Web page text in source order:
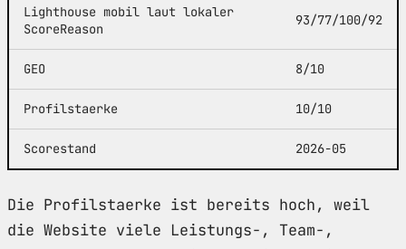
Lighthouse mobil laut lokaler
ScoreReason
93/77/100/92
GEO 8/10
Profilstaerke 10/10
Scorestand 2026-05
Die Profilstaerke ist bereits hoch, weil
die Website viele Leistungs-, Team-,